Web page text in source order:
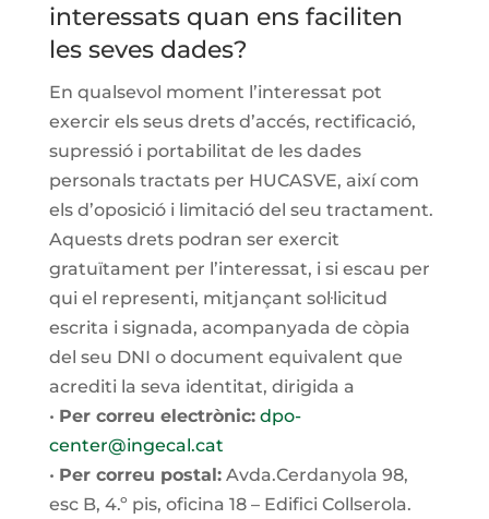
interessats quan ens faciliten
les seves dades?
En qualsevol moment l’interessat pot
exercir els seus drets d’accés, rectificació,
supressió i portabilitat de les dades
personals tractats per HUCASVE, així com
els d’oposició i limitació del seu tractament.
Aquests drets podran ser exercit
gratuïtament per l’interessat, i si escau per
qui el representi, mitjançant sol·licitud
escrita i signada, acompanyada de còpia
del seu DNI o document equivalent que
acrediti la seva identitat, dirigida a
• Per correu electrònic: dpo-
center@ingecal.cat
• Per correu postal: Avda.Cerdanyola 98,
escB, 4.º pis, oficina 18 – Edifici Collserola.